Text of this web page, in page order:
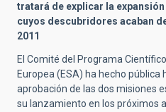
tratará de explicar la
cuyos descubridores acaban
2011
El Comité del Programa
Europea (ESA) ha hecho pública
aprobación de las dos misiones
su lanzamiento en los próximos